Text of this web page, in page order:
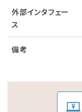
外部インタフェー
ス
備考